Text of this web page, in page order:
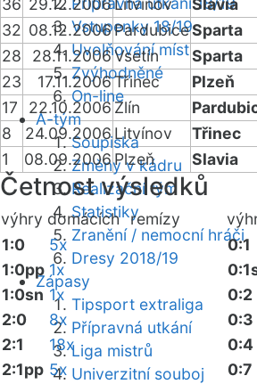
Vstupenky 18/19
Uvolňování míst
Zvýhodněné
On-line
A-tým
Soupiska
Změny v kádru
Realizační tým
Statistiky
Zranění / nemocní hráči
Dresy 2018/19
Zápasy
Tipsport extraliga
Přípravná utkání
Liga mistrů
Univerzitní souboj
36 29.12.2006Litvínov Slavia
32 08.12.2006PardubiceSparta
28
28.11.2006Vsetín Sparta
23
17.11.2006Třinec Plzeň
17
22.10.2006 Zlín
8
24.09.2006Litvínov Třinec
1
08.09.2006Plzeň Slavia
Četnost výsledků
výhry domácíchremízy
1:0
5x
1:0pp 1x
1:0sn 1x
2:0
8x
2:1
18x
2:1pp 5x
0:1
0:2
0:3
0:4
0:7